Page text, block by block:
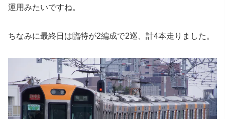
運用みたいですね。
ちなみに最終日は臨特が2編成で2巡、計4本走りました。